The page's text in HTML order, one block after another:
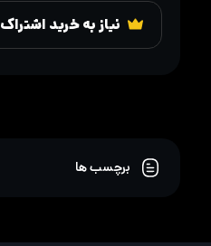
نیاز به خرید اشتراک
برچسب ها